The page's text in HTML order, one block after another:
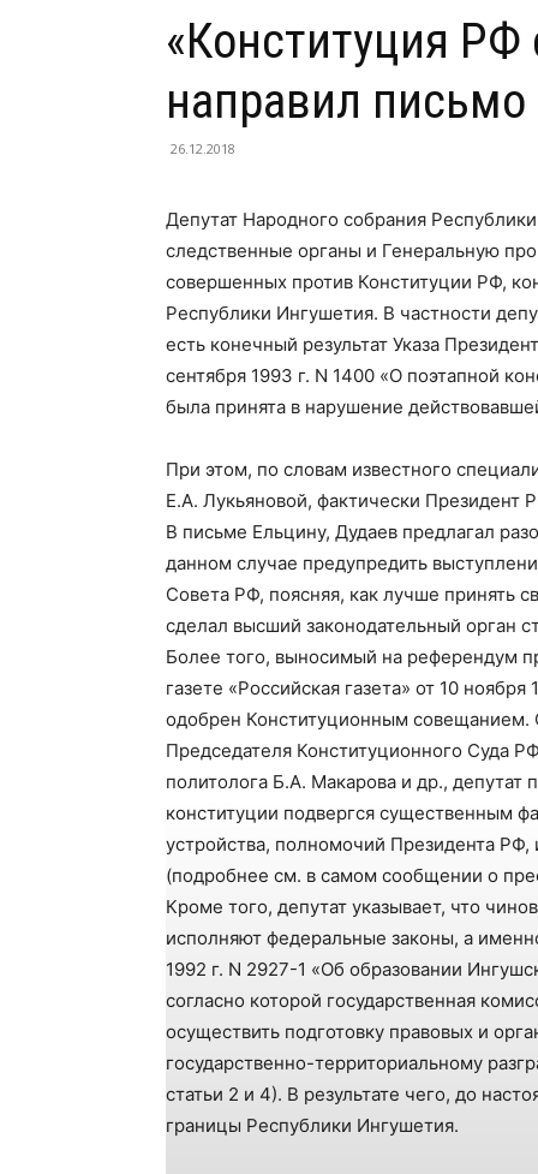
«Конституция
направил
26.12.2018
Депутат Народного собрания
следственные органы и Генеральную
совершенных против Конституции РФ,
Республики Ингушетия. В частности
есть конечный результат Указа
сентября 1993 г. N 1400 «О поэтапной
была принята в нарушение
При этом, по словам известного
Е.А. Лукьяновой, фактически Президент
В письме Ельцину, Дудаев предлагал
данном случае предупредить
Совета РФ, поясняя, как лучше принять
сделал высший законодательный орган
Более того, выносимый на референдум
газете «Российская газета» от 10
одобрен Конституционным
Председателя Конституционного Суда
политолога Б.А. Макарова и др.,
конституции подвергся существенным
устройства, полномочий Президента
(подробнее см. в самом сообщении о
Кроме того, депутат указывает, что
исполняют федеральные законы, а
1992 г. N 2927-1 «Об образовании
согласно которой государственная
осуществить подготовку правовых и
государственно-территориальному
статьи 2 и 4). В результате чего, до
границы Республики Ингушетия.